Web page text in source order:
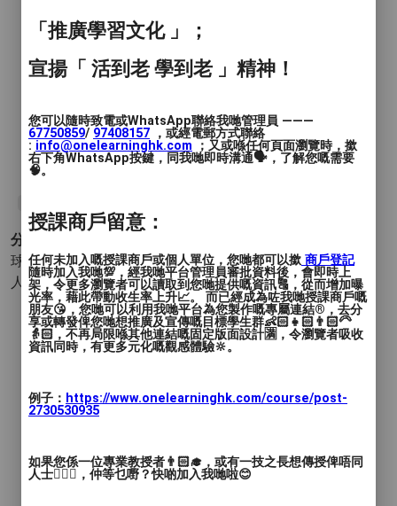
YOMO 黃大仙兒童籃球班
地點: 睦鄰街籃球場
對象: 6-12歲 (男女均可)
名額: 10個
課堂編號: YM-WTS-612SAM
分類 :
球類運動 - 籃球- 室內 (籃球) 街頭 (籃球) 三人制 (籃球) 五
人制 (籃球)
「推廣學習文化 」；
宣揚「 活到老 學到老 」精神！
您可以隨時致電或WhatsApp聯絡我哋管理員 ———
67750859/ 97408157 ，或經電郵方式聯絡
: info@onelearninghk.com ；又或喺任何頁面瀏覽時，撳
右下角WhatsApp按鍵，同我哋即時溝通🗣️，了解您嘅需要
🧠。
授課商戶留意：
任何未加入嘅授課商戶或個人單位，您哋都可以撳 商戶登記
隨時加入我哋💯，經我哋平台管理員審批資料後，會即時上
架，令更多瀏覽者可以讀取到您哋提供嘅資訊🔠，從而增加曝
光率，藉此帶動收生率上升📈。 而已經成為咗我哋授課商戶嘅
朋友😘，您哋可以利用我哋平台為您製作嘅專屬連結®️，去分
享或轉發俾您哋想推廣及宣傳嘅目標學生群👶🏻👧🏻👨🏻‍🦳
👵🏻，不再局限喺其他連結嘅固定版面設計🈵，令瀏覽者吸收
資訊同時，有更多元化嘅觀感體驗🔆。
例子： https://www.onelearninghk.com/course/post-
2730530935
如果您係一位專業教授者👨🏻‍🎓，或有一技之長想傳授俾唔同
人士🙋🏻‍♂️，仲等乜嘢？快啲加入我哋啦😊